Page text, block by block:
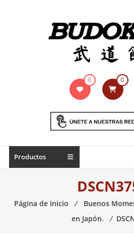
Indumentaria
marciales
Todo
necesario
de
0 0
Productos
Página de Inicio ⁄ Buenos
en Japón.
⁄